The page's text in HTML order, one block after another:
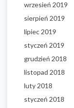
wrzesień 2019
sierpień 2019
lipiec 2019
styczeń 2019
grudzień 2018
listopad 2018
luty 2018
styczeń 2018